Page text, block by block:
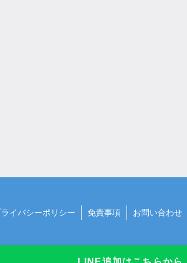
ライバシーポリシー 免責事項 お問い合わせ